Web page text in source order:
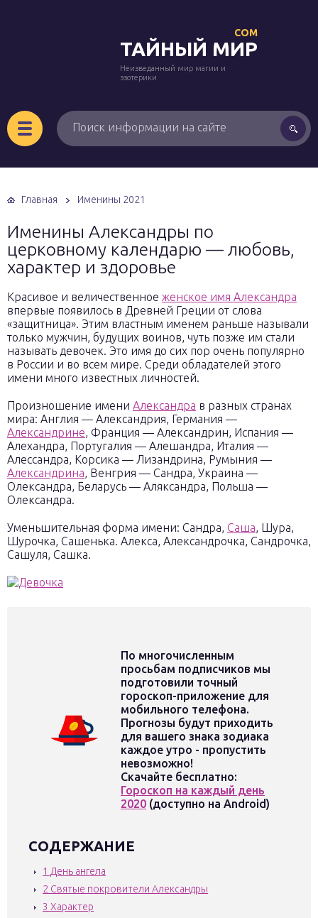
ТАЙНЫЙ МИР
COM
Неизведанный мир магии и
эзотерики
Главная Именины 2021
Именины Александры по
церковному календарю — любовь,
характер и здоровье
Красивое и величественное женское имя Александра
впервые появилось в Древней Греции от слова
«защитница». Этим властным именем раньше называли
только мужчин, будущих воинов, чуть позже им стали
называть девочек. Это имя до сих пор очень популярно
в России и во всем мире. Среди обладателей этого
имени много известных личностей.
Произношение имени Александра в разных странах
мира: Англия — Александрия, Германия —
Александрине, Франция — Александрин, Испания —
Алехандра, Португалия — Алешандра, Италия —
Алессандра, Корсика — Лизандрина, Румыния —
Александрина, Венгрия — Сандра, Украина —
Олександра, Беларусь — Аляксандра, Польша —
Олександра.
Уменьшительная форма имени: Сандра, Саша, Шура,
Шурочка, Сашенька. Алекса, Александрочка, Сандрочка,
Сашуля, Сашка.
По многочисленным
просьбам подписчиков мы
подготовили точный
гороскоп-приложение для
мобильного телефона.
Прогнозы будут приходить
для вашего знака зодиака
каждое утро - пропустить
невозможно!
Скачайте бесплатно:
Гороскоп на каждый день
2020 (доступно на Android)
СОДЕРЖАНИЕ
1 День ангела
2 Святые покровители Александры
3 Характер